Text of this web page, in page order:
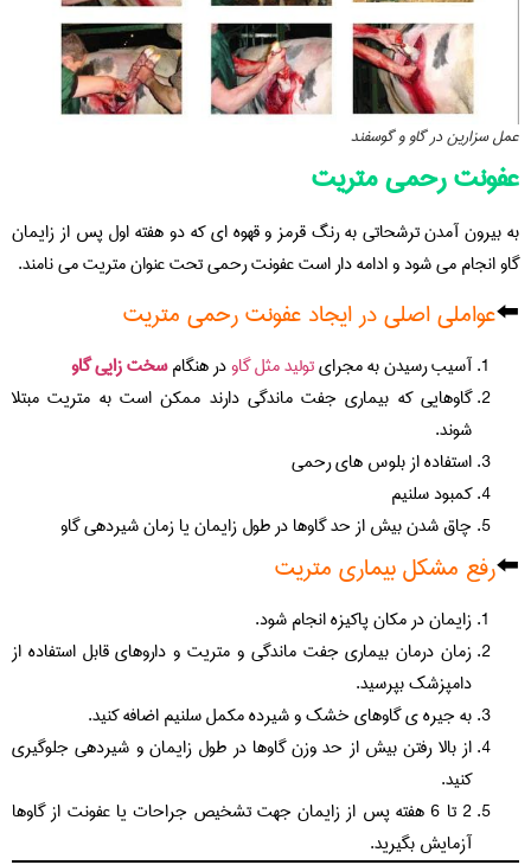
عمل سزارین در گاو و گوسفند
عفونت رحمی متریت
به بیرون آمدن ترشحاتی به رنگ قرمز و قهوه ای که دو هفته اول پس از زایمان
گاو انجام می شود و ادامه دار است عفونت رحمی تحت عنوان متریت می نامند.
⬅️عواملی اصلی در ایجاد عفونت رحمی متریت
آسیب رسیدن به مجرایتولید مثل گاودر هنگامسخت زایی گاو
گاوهایی که بیماری جفت ماندگی دارند ممکن است به متریت مبتلا
شوند.
استفاده از بلوس های رحمی
کمبود سلنیم
چاق شدن بیش از حد گاوها در طول زایمان یا زمان شیردهی گاو
⬅️رفع مشکل بیماری متریت
زایمان در مکان پاکیزه انجام شود.
زمان درمان بیماری جفت ماندگی و متریت و داروهای قابل استفاده از
دامپزشک بپرسید.
به جیره ی گاوهای خشک و شیرده مکمل سلنیم اضافه کنید.
از بالا رفتن بیش از حد وزن گاوها در طول زایمان و شیردهی جلوگیری
کنید.
2 تا 6 هفته پس از زایمان جهت تشخیص جراحات یا عفونت از گاوها
آزمایش بگیرید.